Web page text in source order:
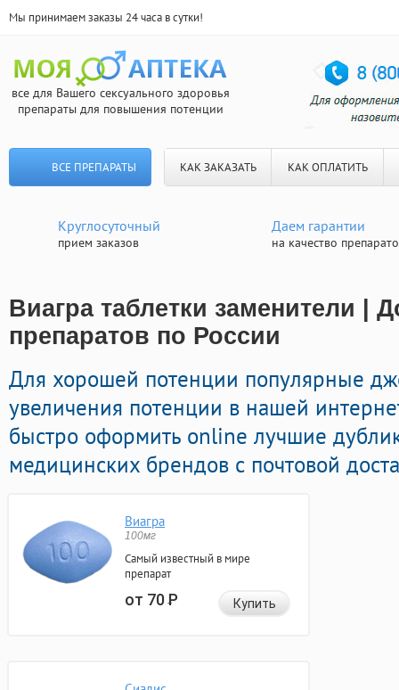
Мы принимаем заказы 24 часа в сутки!
все для Вашего сексуального здоровья
препараты для повышения потенции
ВСЕ ПРЕПАРАТЫ КАК ЗАКАЗАТЬ КАК ОПЛАТИТЬ
Круглосуточный
прием заказов
Даем гарантии
на качество
Виагра таблетки заменители |
препаратов по России
Для хорошей потенции популярные
увеличения потенции в нашей
быстро оформить online лучшие
медицинских брендов с почтовой
Виагра
100мг
Самый известный в мире
препарат
от 70Р Купить